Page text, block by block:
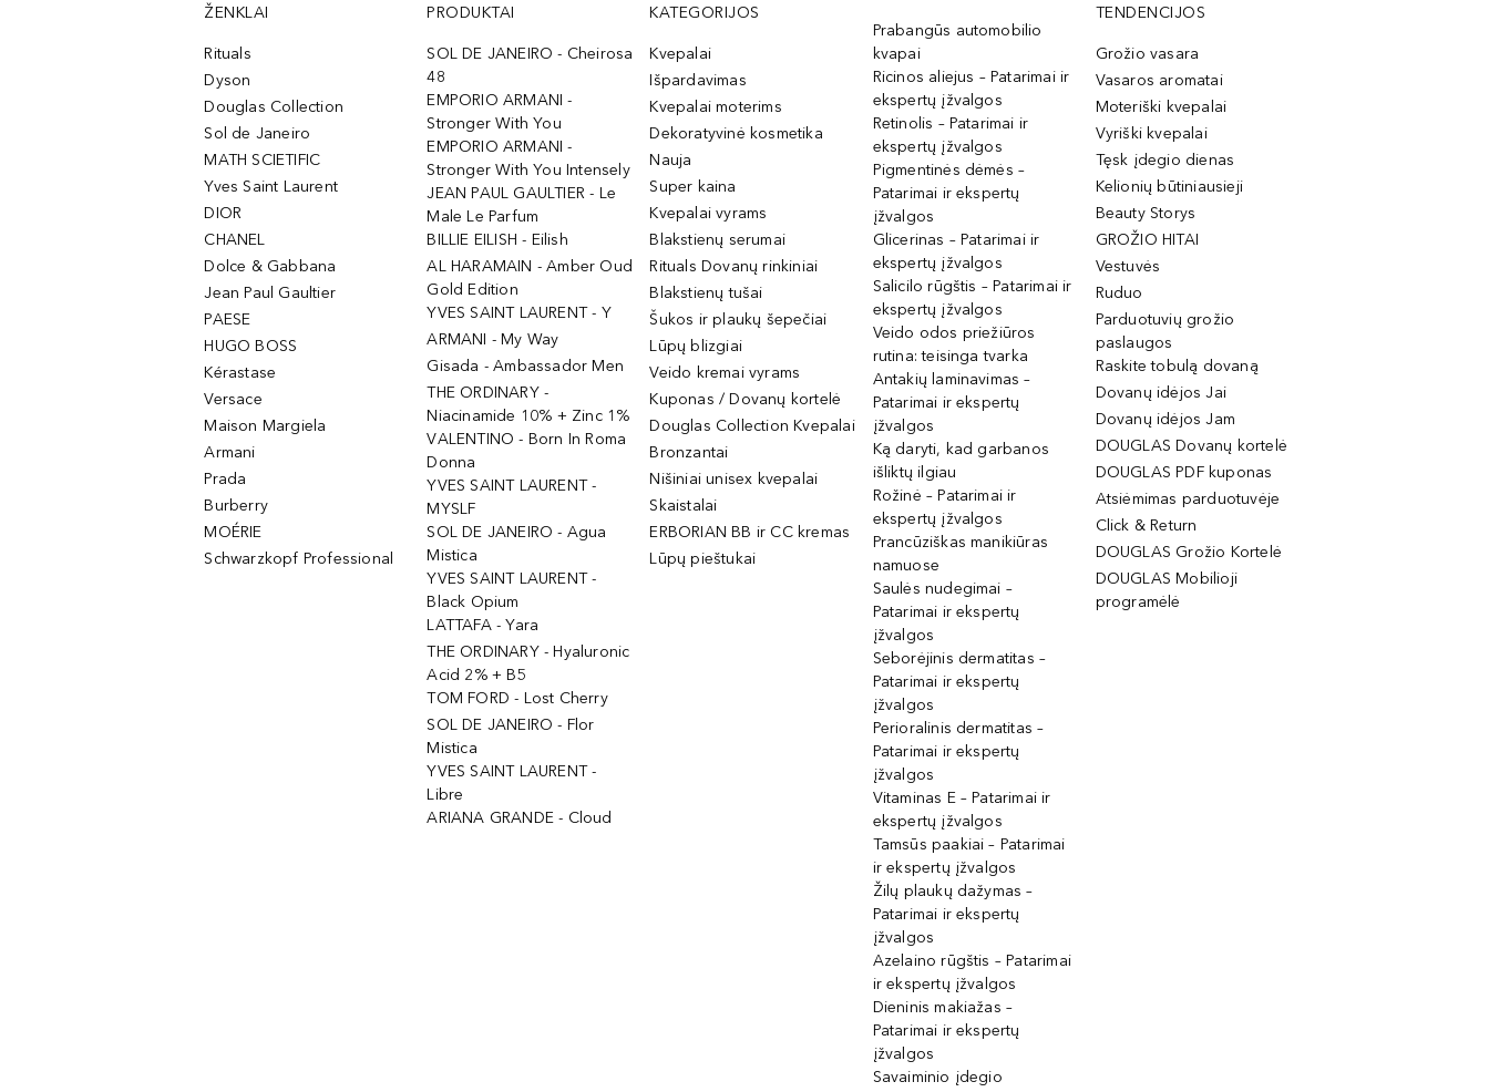
ŽENKLAI
Rituals
Dyson
Douglas Collection
Sol de Janeiro
MATH SCIETIFIC
Yves Saint Laurent
DIOR
CHANEL
Dolce & Gabbana
Jean Paul Gaultier
PAESE
HUGO BOSS
Kérastase
Versace
Maison Margiela
Armani
Prada
Burberry
MOÉRIE
Schwarzkopf Professional
PRODUKTAI
SOL DE JANEIRO - Cheirosa
48
EMPORIO ARMANI -
Stronger With You
EMPORIO ARMANI -
Stronger With You Intensely
JEAN PAUL GAULTIER - Le
Male Le Parfum
BILLIE EILISH - Eilish
AL HARAMAIN - Amber Oud
Gold Edition
YVES SAINT LAURENT - Y
ARMANI - My Way
Gisada - Ambassador Men
THE ORDINARY -
Niacinamide 10% + Zinc 1%
VALENTINO - Born In Roma
Donna
YVES SAINT LAURENT -
MYSLF
SOL DE JANEIRO - Agua
Mistica
YVES SAINT LAURENT -
Black Opium
LATTAFA - Yara
THE ORDINARY - Hyaluronic
Acid 2% + B5
TOM FORD - Lost Cherry
SOL DE JANEIRO - Flor
Mistica
YVES SAINT LAURENT -
Libre
ARIANA GRANDE - Cloud
KATEGORIJOS
Kvepalai
Išpardavimas
Kvepalai moterims
Dekoratyvinė kosmetika
Nauja
Super kaina
Kvepalai vyrams
Blakstienų serumai
Rituals Dovanų rinkiniai
Blakstienų tušai
Šukos ir plaukų šepečiai
Lūpų blizgiai
Veido kremai vyrams
Kuponas / Dovanų kortelė
Douglas Collection Kvepalai
Bronzantai
Nišiniai unisex kvepalai
Skaistalai
ERBORIAN BB ir CC kremas
Lūpų pieštukai
Prabangūs automobilio
kvapai
Ricinos aliejus – Patarimai ir
ekspertų įžvalgos
Retinolis – Patarimai ir
ekspertų įžvalgos
Pigmentinės dėmės –
Patarimai ir ekspertų
įžvalgos
Glicerinas – Patarimai ir
ekspertų įžvalgos
Salicilo rūgštis – Patarimai ir
ekspertų įžvalgos
Veido odos priežiūros
rutina: teisinga tvarka
Antakių laminavimas –
Patarimai ir ekspertų
įžvalgos
Ką daryti, kad garbanos
išliktų ilgiau
Rožinė – Patarimai ir
ekspertų įžvalgos
Prancūziškas manikiūras
namuose
Saulės nudegimai –
Patarimai ir ekspertų
įžvalgos
Seborėjinis dermatitas –
Patarimai ir ekspertų
įžvalgos
Perioralinis dermatitas –
Patarimai ir ekspertų
įžvalgos
Vitaminas E – Patarimai ir
ekspertų įžvalgos
Tamsūs paakiai – Patarimai
ir ekspertų įžvalgos
Žilų plaukų dažymas –
Patarimai ir ekspertų
įžvalgos
Azelaino rūgštis – Patarimai
ir ekspertų įžvalgos
Dieninis makiažas –
Patarimai ir ekspertų
įžvalgos
Savaiminio įdegio
TENDENCIJOS
Grožio vasara
Vasaros aromatai
Moteriški kvepalai
Vyriški kvepalai
Tęsk įdegio dienas
Kelionių būtiniausieji
Beauty Storys
GROŽIO HITAI
Vestuvės
Ruduo
Parduotuvių grožio
paslaugos
Raskite tobulą dovaną
Dovanų idėjos Jai
Dovanų idėjos Jam
DOUGLAS Dovanų kortelė
DOUGLAS PDF kuponas
Atsiėmimas parduotuvėje
Click & Return
DOUGLAS Grožio Kortelė
DOUGLAS Mobilioji
programėlė